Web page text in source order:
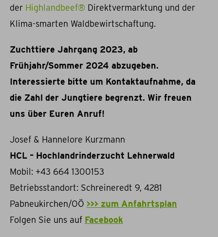
der Highlandbeef® Direktvermarktung und der
Klima-smarten Waldbewirtschaftung.
Zuchttiere Jahrgang 2023, ab
Frühjahr/Sommer 2024 abzugeben.
Interessierte bitte um Kontaktaufnahme, da
die Zahl der Jungtiere begrenzt. Wir freuen
uns über Euren Anruf!
Josef & Hannelore Kurzmann
HCL – Hochlandrinderzucht Lehnerwald
Mobil: +43 664 1300153
Betriebsstandort: Schreineredt 9, 4281
Pabneukirchen/OÖ >>> zum Anfahrtsplan
Folgen Sie uns auf Facebook